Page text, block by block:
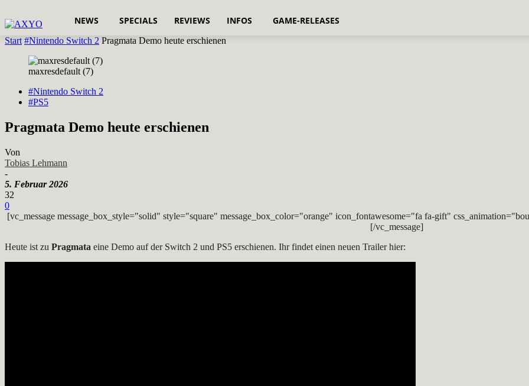
NEWS SPECIALS REVIEWS INFOS GAME-RELEASES
Start #Nintendo Switch 2 Pragmata Demo heute erschienen
maxresdefault (7)
#Nintendo Switch 2
#PS5
Pragmata Demo heute erschienen
Von
Tobias Lehmann
-
5. Februar 2026
32
0
[vc_message message_box_style="solid" style="square" message_box_color="orange" icon_fontawesome="fa fa-gift"
[/vc_message]
Heute ist zu Pragmata eine Demo auf der Switch 2 und PS5 erschienen. Ihr findet einen neuen Trailer hier: